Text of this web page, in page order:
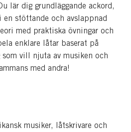
lär dig grundläggande ackord,
stöttande och avslappnad
med praktiska övningar och
enklare låtar baserat på
vill njuta av musiken och
med andra!
musiker, låtskrivare och